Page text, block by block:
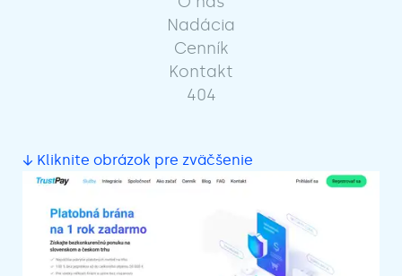
Nadácia
Cenník
Kontakt
404
↓ Kliknite obrázok pre zväčšenie